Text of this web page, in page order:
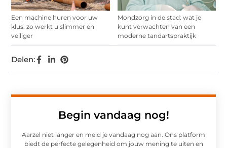
Een machine huren voor uw
klus: zo werkt u slimmer en
veiliger
Mondzorg in de stad: wat je
kunt verwachten van een
moderne tandartspraktijk
Begin vandaag nog!
Aarzel niet langer en meld je vandaag nog aan. Ons platform
biedt de perfecte gelegenheid om jouw mening te uiten en
Delen: